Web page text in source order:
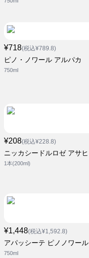
¥718(税込¥789.8)
ピノ・ノワール アルパカ
750ml
¥208(税込¥228.8)
ニッカシードルロゼ アサヒ
1本(200ml)
¥1,448(税込¥1,592.8)
アパッシーテ ピノノワール
750ml